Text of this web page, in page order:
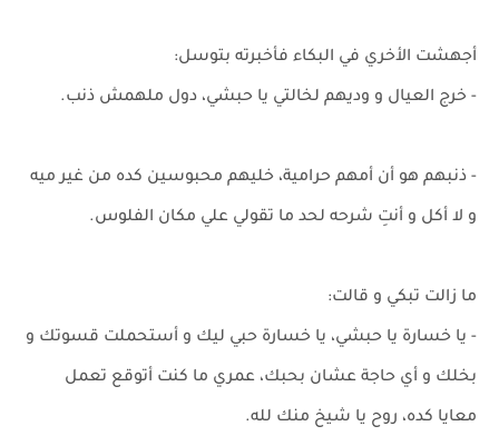
أجهشت الأخري في البكاء فأخبرته بتوسل:
- خرج العيال و وديهم لخالتي يا حبشي، دول ملهمش ذنب.
- ذنبهم هو أن أمهم حرامية، خليهم محبوسين كده من غير ميه
و لا أكل و أنتِ شرحه لحد ما تقولي علي مكان الفلوس.
ما زالت تبكي و قالت:
- يا خسارة يا حبشي، يا خسارة حبي ليك و أستحملت قسوتك و
بخلك و أي حاجة عشان بحبك، عمري ما كنت أتوقع تعمل
معايا كده، روح يا شيخ منك لله.